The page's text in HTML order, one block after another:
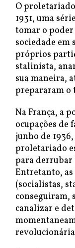
O
1931, uma
tomar o poder
sociedade em
próprios
stalinista,
sua maneira,
prepararam o
Na França, a
ocupações
junho de
proletariado
para derrubar
Entretanto,
(socialistas,
conseguiram,
canalizar e